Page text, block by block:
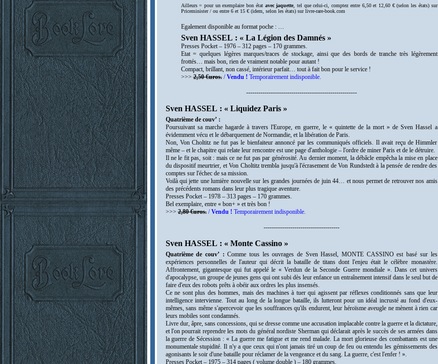
Ailleurs = pour un exemplaire bon étatavec jaquette, tel que celui-ci, comptez entre 6,50 et 12,60 € (selon les états) sur
Priceminister / ou entre 6 et 15 € (idem, selon les états) sur livre-rare-book.com
Egalement disponible au format poche : …
Sven HASSEL : « La Légion des Damnés »
Presses Pocket – 1976 – 312 pages – 170 grammes.
Etat = quelques légères marques/traces de stockage, ainsi que des bords de tranche très légèrement
frottés… mais bon, rien de vraiment notable pour autant !
Compact, brillant, non cassé, intérieur parfait… tout à fait bon pour le service !
>>>2,50 €uros. /Vendu ! Temporairement indisponible.
------------------------------------------------------
Sven HASSEL : « Liquidez Paris »
Quatrième de couv’ :
Poursuivant sa marche hagarde à travers l'Europe, en guerre, le « quintette de la mort » de Sven Hassel a
évidemment vécu et le débarquement de Normandie, et la libération de Paris.
Non, Von Choltitz ne fut pas le bienfaiteur annoncé par les communiqués officiels. Il avait reçu de Himmler
même – et le chapitre qui relate leur rencontre est une page d'anthologie – l'ordre de miner Paris et de le détruire.
Il ne le fit pas, soit : mais ce ne fut pas par générosité. Au dernier moment, la débâcle empêcha la mise en place
du dispositif meurtrier, et Von Choltitz trembla jusqu'à l'écrasement de Von Rundstedt à la pensée de rendre des
comptes sur l'échec de sa mission.
Voilà qui jette une lumière nouvelle sur les grandes journées de juin 44… et nous permet de retrouver nos amis
des précédents romans dans leur plus tragique aventure.
Presses Pocket – 1978 – 313 pages – 170 grammes.
Bel exemplaire, entre « bon+ » et très bon !
>>>2,80 €uros. /Vendu ! Temporairement indisponible.
-------------------------------------
Sven HASSEL : « Monte Cassino »
Quatrième de couv’ :Comme tous les ouvrages de Sven Hassel, MONTE CASSINO est basé sur les
expériences personnelles de l'auteur qui décrit la bataille de titans dont l'enjeu était le célèbre monastère.
Affrontement, gigantesque qui fut appelé le « Verdun de la Seconde Guerre mondiale ». Dans cet univers
d'apocalypse, un groupe de jeunes gens qui ont subi dès leur enfance un entraînement intensif dans le seul but de
faire d'eux des robots prêts à obéir aux ordres les plus insensés.
Ce ne sont plus des hommes, mais des machines à tuer qui agissent par réflexes conditionnés sans que leur
intelligence intervienne. Tout au long de la longue bataille, ils lutteront pour un idéal incrusté au fond d'eux-
mêmes, sans même s'apercevoir que les souffrances qu'ils endurent, leur héroïsme aveugle ne mènent à rien car
leurs mobiles sont condamnés.
Livre dur, âpre, sans concessions, qui se dresse comme une accusation implacable contre la guerre et la dictature,
et l'on pourrait reprendre les mots du général nordiste Sherman qui déclarait après le succès de ses armées dans
la guerre de Sécession : « La guerre me fatigue et me rend malade. La mort glorieuse des combattants est une
monumentale stupidité. Il n'y a que ceux qui n'ont jamais tiré un coup de feu ou entendu les gémissements des
agonisants le soir d'une bataille pour réclamer de la vengeance et du sang. La guerre, c'est l'enfer ! ».
Presses Pocket – 1975 – 314 pages ( volume double ) – 180 grammes.